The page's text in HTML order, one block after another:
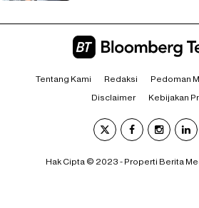
Tentang Kami Redaksi Pedoman
Disclaimer Kebijakan
Hak Cipta © 2023 - Properti Berita